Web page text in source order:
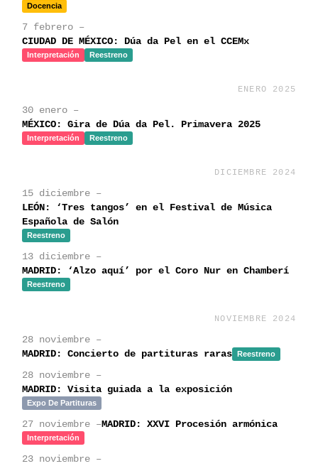
Docencia
7 febrero –
CIUDAD DE MÉXICO: Dúa da Pel en el CCEMx
Interpretación Reestreno
ENERO 2025
30 enero –
MÉXICO: Gira de Dúa da Pel. Primavera 2025
Interpretación Reestreno
DICIEMBRE 2024
15 diciembre –
LEÓN: ‘Tres tangos’ en el Festival de Música
Española de Salón
Reestreno
13 diciembre –
MADRID: ‘Alzo aquí’ por el Coro Nur en Chamberí
Reestreno
NOVIEMBRE 2024
28 noviembre –
MADRID: Concierto de partituras raras Reestreno
28 noviembre –
MADRID: Visita guiada a la exposición
Expo De Partituras
27 noviembre –MADRID: XXVI Procesión armónica
Interpretación
23 noviembre –